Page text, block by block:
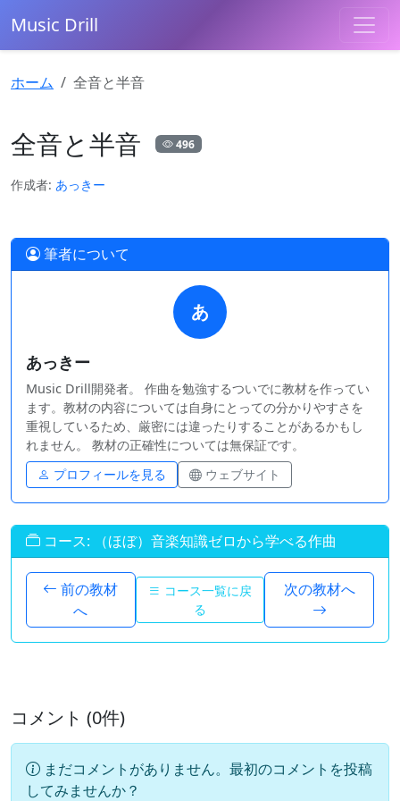
Music Drill
ホーム 全音と半音
全音と半音 496
作成者: あっきー
筆者について
あ
あっきー
Music Drill開発者。 作曲を勉強するついでに教材を作ってい
ます。教材の内容については自身にとっての分かりやすさを
重視しているため、厳密には違ったりすることがあるかもし
れません。 教材の正確性については無保証です。
プロフィールを見る
ウェブサイト
コース: （ほぼ）音楽知識ゼロから学べる作曲
前の教材
へ
コース一覧に戻
る
次の教材へ
コメント (0件)
まだコメントがありません。最初のコメントを投稿
してみませんか？